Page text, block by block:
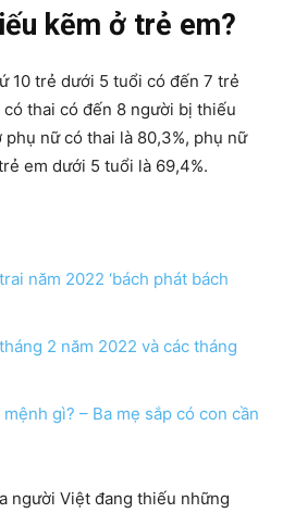
kẽm ở trẻ em?
10 trẻ dưới 5 tuổi có đến 7 trẻ
thai có đến 8 người bị thiếu
nữ có thai là 80,3%, phụ nữ
em dưới 5 tuổi là 69,4%.
năm 2022 ‘bách phát bách
2 năm 2022 và các tháng
gì? – Ba mẹ sắp có con cần
người Việt đang thiếu những